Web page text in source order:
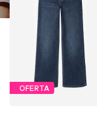
OFERTA